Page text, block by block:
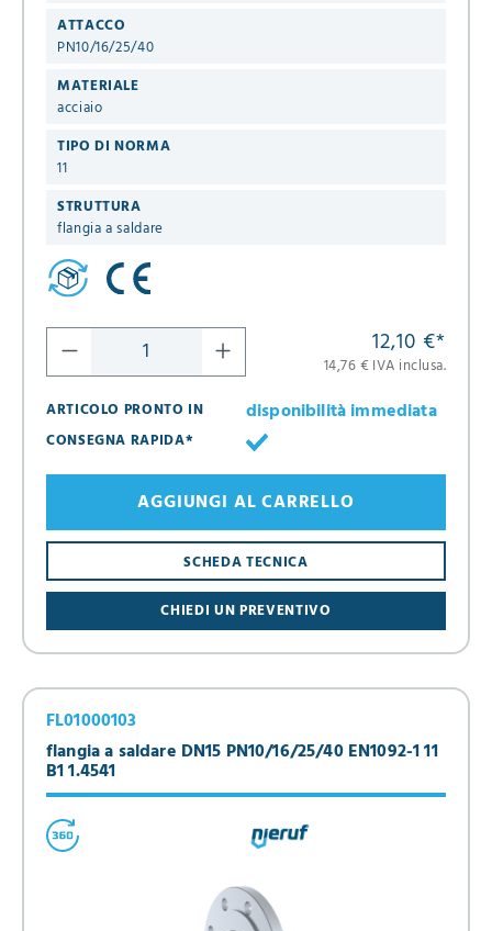
ATTACCO
PN10/16/25/40
MATERIALE
acciaio
TIPO DI NORMA
11
STRUTTURA
flangia a saldare
12,10 €*
14,76 € IVA inclusa.
ARTICOLO PRONTO IN
disponibilità immediata
CONSEGNA RAPIDA*
CHIEDI UN PREVENTIVO
SCHEDA TECNICA
AGGIUNGI AL CARRELLO
flangia a saldare DN15 PN10/16/25/40 EN1092-1 11
B1 1.4541
FL01000103